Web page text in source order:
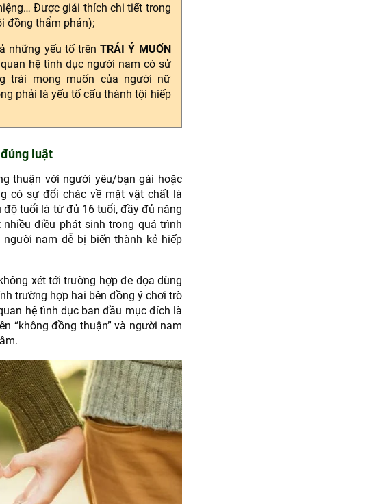
Được giải thích chi tiết trong
đồng thẩm phán);
những yếu tố trên TRÁI Ý MUỐN
hệ tình dục người nam có sử
trái mong muốn của người nữ
phải là yếu tố cấu thành tội hiếp
luật
thuận với người yêu/bạn gái hoặc
có sự đổi chác về mặt vật chất là
tuổi là từ đủ 16 tuổi, đầy đủ năng
điều phát sinh trong quá trình
nam dễ bị biến thành kẻ hiếp
xét tới trường hợp đe dọa dùng
trường hợp hai bên đồng ý chơi trò
hệ tình dục ban đầu mục đích là
“không đồng thuận” và người nam